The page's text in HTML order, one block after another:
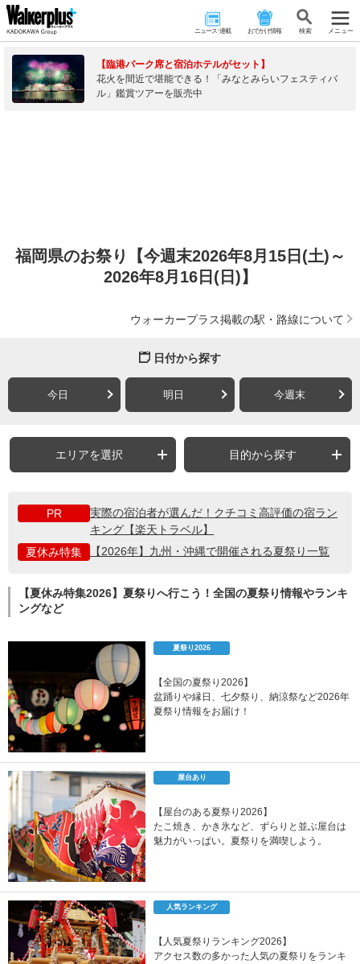
ニュース･連載 おでかけ情報 検 索 メニュー
【臨港パーク席と宿泊ホテルがセット】
花火を間近で堪能できる！「みなとみらいフェスティバ
ル」鑑賞ツアーを販売中
福岡県のお祭り【今週末2026年8月15日(土)～
2026年8月16日(日)】
ウォーカープラス掲載の駅・路線について
日付から探す
今日 明日 今週末
エリアを選択 目的から探す
PR
実際の宿泊者が選んだ！クチコミ高評価の宿ラン
キング【楽天トラベル】
夏休み特集
【2026年】九州・沖縄で開催される夏祭り一覧
【夏休み特集2026】夏祭りへ行こう！全国の夏祭り情報やランキ
ングなど
夏祭り2026
【全国の夏祭り2026】
盆踊りや縁日、七夕祭り、納涼祭など2026年
夏祭り情報をお届け！
屋台あり
【屋台のある夏祭り2026】
たこ焼き、かき氷など、ずらりと並ぶ屋台は
魅力がいっぱい。夏祭りを満喫しよう。
人気ランキング
【人気夏祭りランキング2026】
アクセス数の多かった人気の夏祭りをランキ